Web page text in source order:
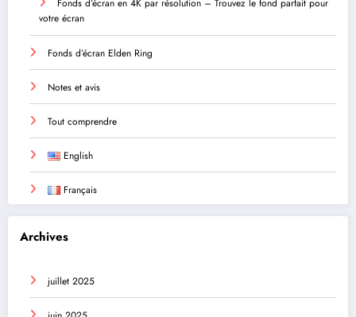
votre écran
Fonds d’écran Elden Ring
Notes et avis
Tout comprendre
English
Français
Archives
juillet 2025